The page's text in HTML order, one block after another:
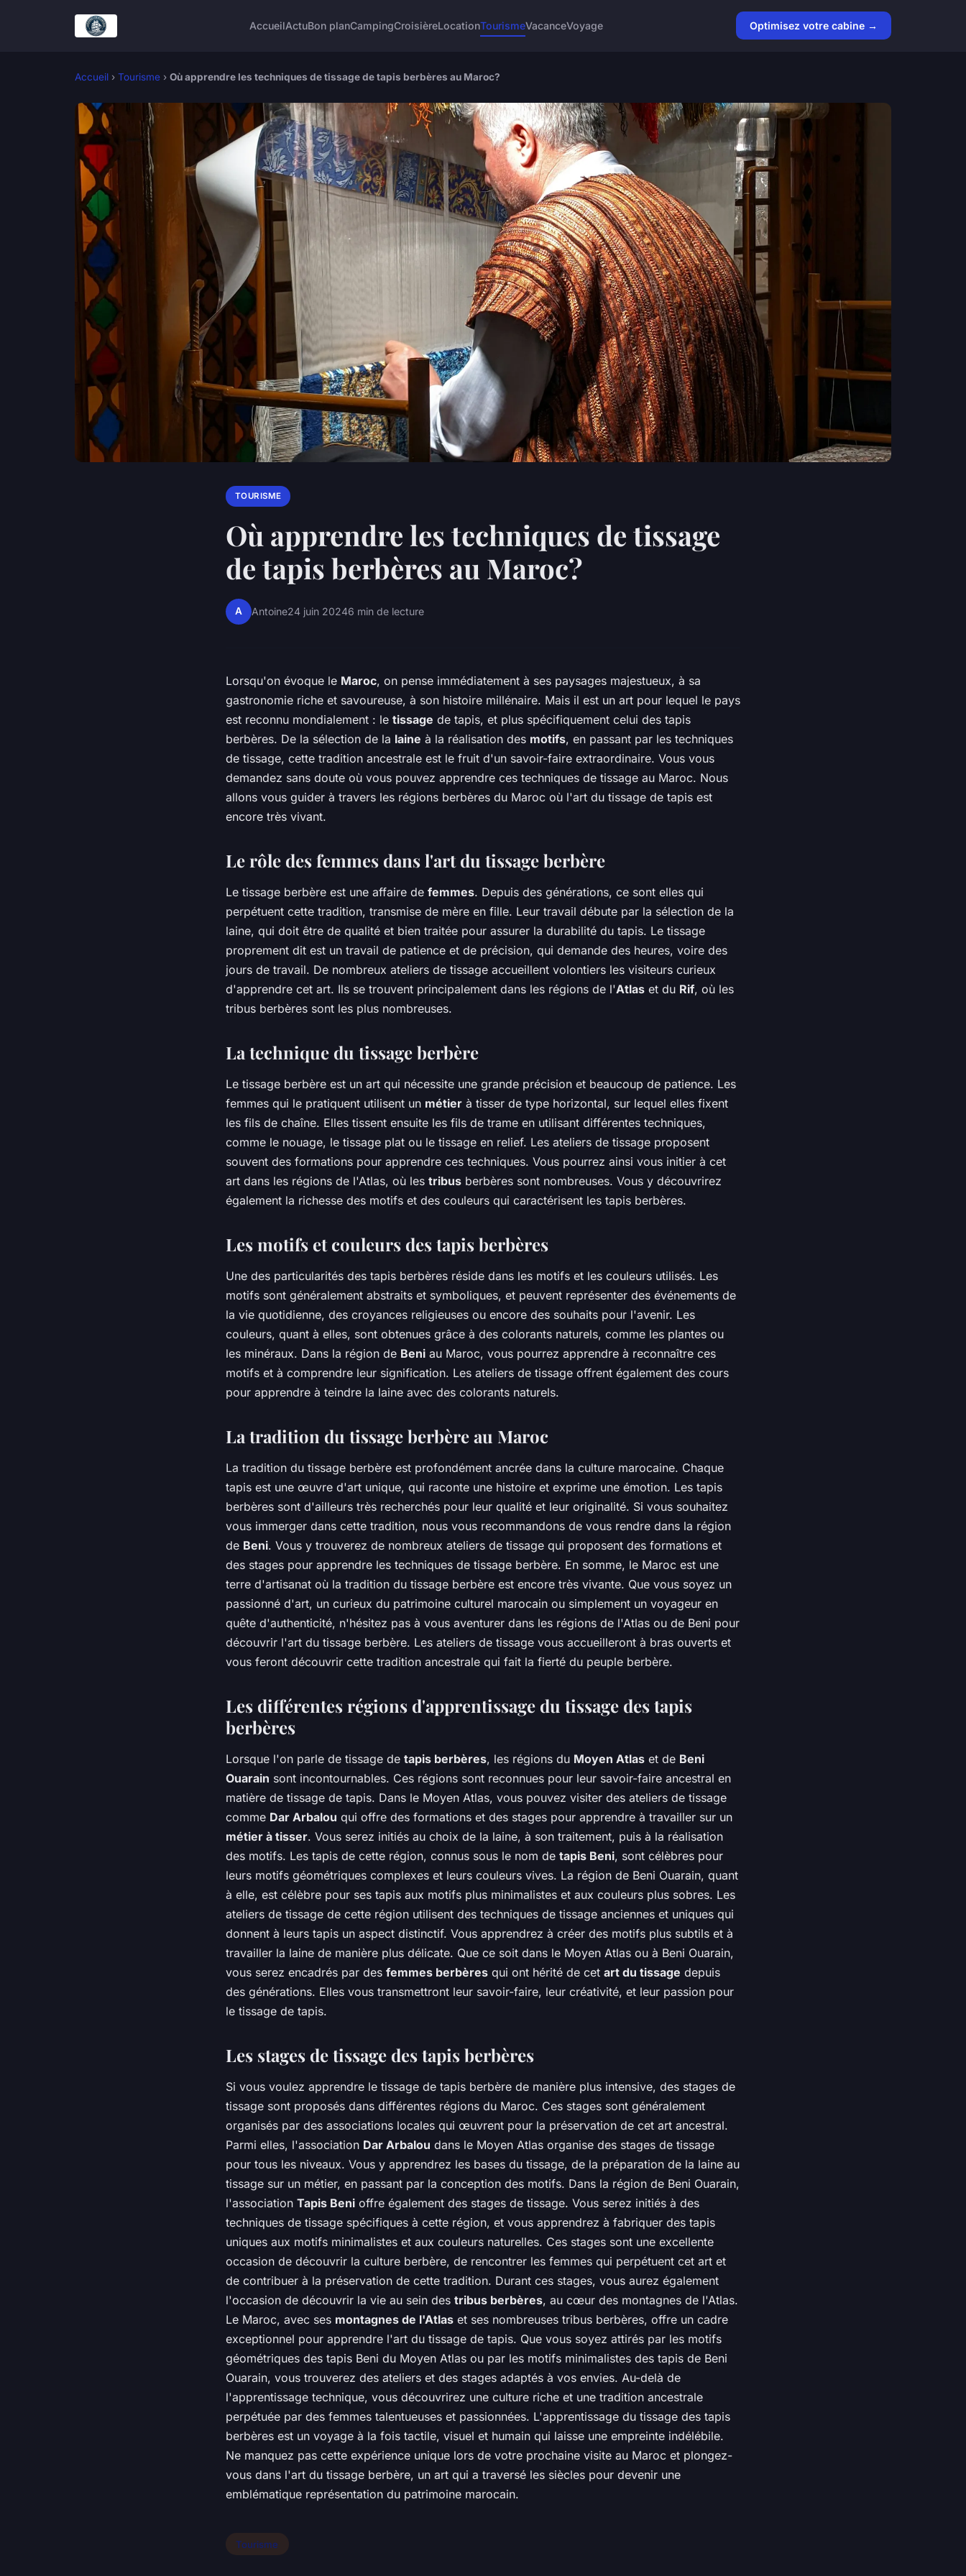
AccueilActuBon planCampingCroisièreLocationTourismeVacanceVoyage Optimisez votre cabine →
Accueil › Tourisme › Où apprendre les techniques de tissage de tapis berbères au Maroc?
TOURISME
Où apprendre les techniques de tissage
de tapis berbères au Maroc?
A Antoine24 juin 20246 min de lecture
Lorsqu'on évoque le Maroc, on pense immédiatement à ses paysages majestueux, à sa
gastronomie riche et savoureuse, à son histoire millénaire. Mais il est un art pour lequel le pays
est reconnu mondialement : le tissage de tapis, et plus spécifiquement celui des tapis
berbères. De la sélection de la laine à la réalisation des motifs, en passant par les techniques
de tissage, cette tradition ancestrale est le fruit d'un savoir-faire extraordinaire. Vous vous
demandez sans doute où vous pouvez apprendre ces techniques de tissage au Maroc. Nous
allons vous guider à travers les régions berbères du Maroc où l'art du tissage de tapis est
encore très vivant.
Le rôle des femmes dans l'art du tissage berbère
Le tissage berbère est une affaire de femmes. Depuis des générations, ce sont elles qui
perpétuent cette tradition, transmise de mère en fille. Leur travail débute par la sélection de la
laine, qui doit être de qualité et bien traitée pour assurer la durabilité du tapis. Le tissage
proprement dit est un travail de patience et de précision, qui demande des heures, voire des
jours de travail. De nombreux ateliers de tissage accueillent volontiers les visiteurs curieux
d'apprendre cet art. Ils se trouvent principalement dans les régions de l'Atlas et du Rif, où les
tribus berbères sont les plus nombreuses.
La technique du tissage berbère
Le tissage berbère est un art qui nécessite une grande précision et beaucoup de patience. Les
femmes qui le pratiquent utilisent un métier à tisser de type horizontal, sur lequel elles fixent
les fils de chaîne. Elles tissent ensuite les fils de trame en utilisant différentes techniques,
comme le nouage, le tissage plat ou le tissage en relief. Les ateliers de tissage proposent
souvent des formations pour apprendre ces techniques. Vous pourrez ainsi vous initier à cet
art dans les régions de l'Atlas, où les tribus berbères sont nombreuses. Vous y découvrirez
également la richesse des motifs et des couleurs qui caractérisent les tapis berbères.
Les motifs et couleurs des tapis berbères
Une des particularités des tapis berbères réside dans les motifs et les couleurs utilisés. Les
motifs sont généralement abstraits et symboliques, et peuvent représenter des événements de
la vie quotidienne, des croyances religieuses ou encore des souhaits pour l'avenir. Les
couleurs, quant à elles, sont obtenues grâce à des colorants naturels, comme les plantes ou
les minéraux. Dans la région de Beni au Maroc, vous pourrez apprendre à reconnaître ces
motifs et à comprendre leur signification. Les ateliers de tissage offrent également des cours
pour apprendre à teindre la laine avec des colorants naturels.
La tradition du tissage berbère au Maroc
La tradition du tissage berbère est profondément ancrée dans la culture marocaine. Chaque
tapis est une œuvre d'art unique, qui raconte une histoire et exprime une émotion. Les tapis
berbères sont d'ailleurs très recherchés pour leur qualité et leur originalité. Si vous souhaitez
vous immerger dans cette tradition, nous vous recommandons de vous rendre dans la région
de Beni. Vous y trouverez de nombreux ateliers de tissage qui proposent des formations et
des stages pour apprendre les techniques de tissage berbère. En somme, le Maroc est une
terre d'artisanat où la tradition du tissage berbère est encore très vivante. Que vous soyez un
passionné d'art, un curieux du patrimoine culturel marocain ou simplement un voyageur en
quête d'authenticité, n'hésitez pas à vous aventurer dans les régions de l'Atlas ou de Beni pour
découvrir l'art du tissage berbère. Les ateliers de tissage vous accueilleront à bras ouverts et
vous feront découvrir cette tradition ancestrale qui fait la fierté du peuple berbère.
Les différentes régions d'apprentissage du tissage des tapis
berbères
Lorsque l'on parle de tissage de tapis berbères, les régions du Moyen Atlas et de Beni
Ouarain sont incontournables. Ces régions sont reconnues pour leur savoir-faire ancestral en
matière de tissage de tapis. Dans le Moyen Atlas, vous pouvez visiter des ateliers de tissage
comme Dar Arbalou qui offre des formations et des stages pour apprendre à travailler sur un
métier à tisser. Vous serez initiés au choix de la laine, à son traitement, puis à la réalisation
des motifs. Les tapis de cette région, connus sous le nom de tapis Beni, sont célèbres pour
leurs motifs géométriques complexes et leurs couleurs vives. La région de Beni Ouarain, quant
à elle, est célèbre pour ses tapis aux motifs plus minimalistes et aux couleurs plus sobres. Les
ateliers de tissage de cette région utilisent des techniques de tissage anciennes et uniques qui
donnent à leurs tapis un aspect distinctif. Vous apprendrez à créer des motifs plus subtils et à
travailler la laine de manière plus délicate. Que ce soit dans le Moyen Atlas ou à Beni Ouarain,
vous serez encadrés par des femmes berbères qui ont hérité de cet art du tissage depuis
des générations. Elles vous transmettront leur savoir-faire, leur créativité, et leur passion pour
le tissage de tapis.
Les stages de tissage des tapis berbères
Si vous voulez apprendre le tissage de tapis berbère de manière plus intensive, des stages de
tissage sont proposés dans différentes régions du Maroc. Ces stages sont généralement
organisés par des associations locales qui œuvrent pour la préservation de cet art ancestral.
Parmi elles, l'association Dar Arbalou dans le Moyen Atlas organise des stages de tissage
pour tous les niveaux. Vous y apprendrez les bases du tissage, de la préparation de la laine au
tissage sur un métier, en passant par la conception des motifs. Dans la région de Beni Ouarain,
l'association Tapis Beni offre également des stages de tissage. Vous serez initiés à des
techniques de tissage spécifiques à cette région, et vous apprendrez à fabriquer des tapis
uniques aux motifs minimalistes et aux couleurs naturelles. Ces stages sont une excellente
occasion de découvrir la culture berbère, de rencontrer les femmes qui perpétuent cet art et
de contribuer à la préservation de cette tradition. Durant ces stages, vous aurez également
l'occasion de découvrir la vie au sein des tribus berbères, au cœur des montagnes de l'Atlas.
Le Maroc, avec ses montagnes de l'Atlas et ses nombreuses tribus berbères, offre un cadre
exceptionnel pour apprendre l'art du tissage de tapis. Que vous soyez attirés par les motifs
géométriques des tapis Beni du Moyen Atlas ou par les motifs minimalistes des tapis de Beni
Ouarain, vous trouverez des ateliers et des stages adaptés à vos envies. Au-delà de
l'apprentissage technique, vous découvrirez une culture riche et une tradition ancestrale
perpétuée par des femmes talentueuses et passionnées. L'apprentissage du tissage des tapis
berbères est un voyage à la fois tactile, visuel et humain qui laisse une empreinte indélébile.
Ne manquez pas cette expérience unique lors de votre prochaine visite au Maroc et plongez-
vous dans l'art du tissage berbère, un art qui a traversé les siècles pour devenir une
emblématique représentation du patrimoine marocain.
Tourisme